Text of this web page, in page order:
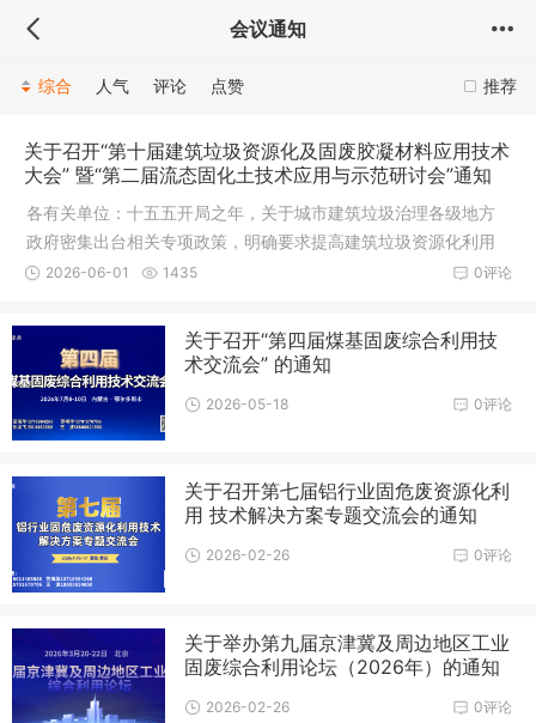
会议通知
推荐
综合 人气 评论 点赞
关于召开“第十届建筑垃圾资源化及固废胶凝材料应用技术
大会” 暨“第二届流态固化土技术应用与示范研讨会”通知
各有关单位：十五五开局之年，关于城市建筑垃圾治理各级地方
政府密集出台相关专项政策，明确要求提高建筑垃圾资源化利用
率，并鼓
0评论
2026-06-01 1435
关于召开“第四届煤基固废综合利用技
术交流会” 的通知
0评论
2026-05-18
关于召开第七届铝行业固危废资源化利
用 技术解决方案专题交流会的通知
0评论
2026-02-26
关于举办第九届京津冀及周边地区工业
固废综合利用论坛（2026年）的通知
0评论
2026-02-26